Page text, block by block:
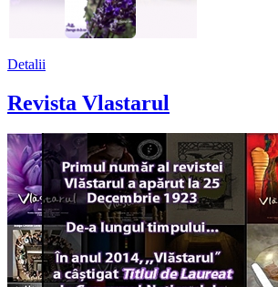
Detalii
Revista Vlastarul